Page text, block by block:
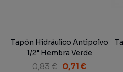
Tapón Hidráulico Antipolvo
1/2" Hembra Verde
0,83 € 0,71 €